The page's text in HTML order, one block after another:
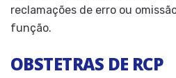
reclamações de erro ou
função.
OBSTETRAS DE RCP